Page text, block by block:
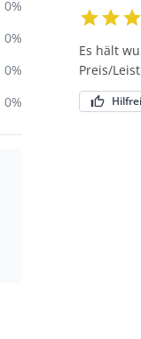
0%
0%
0%
0%
Es hält
Preis/